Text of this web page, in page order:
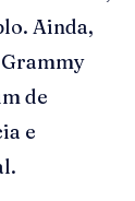
Ainda,
de
e